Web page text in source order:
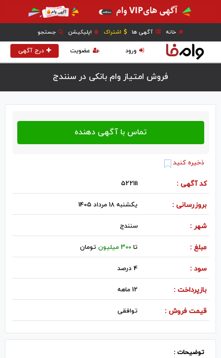
خانه آگهی ها اشتراک اپلیکیشن جستجو
درج آگهی عضویت ورود
فروش امتیاز وام بانکی در سنندج
ذخیره کنید
کد آگهی : 522111
بروزرسانی : یکشنبه 18 مرداد 1405
شهر : سنندج
مبلغ : تا300 میلیون تومان
سود : 4 درصد
بازپرداخت : 12 ماهه
قیمت فروش : توافقی
توضیحات :